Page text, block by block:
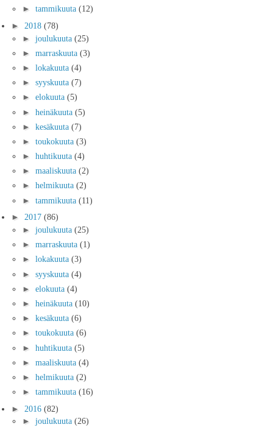
► tammikuuta (12)
► 2018 (78)
► joulukuuta (25)
► marraskuuta (3)
► lokakuuta (4)
► syyskuuta (7)
► elokuuta (5)
► heinäkuuta (5)
► kesäkuuta (7)
► toukokuuta (3)
► huhtikuuta (4)
► maaliskuuta (2)
► helmikuuta (2)
► tammikuuta (11)
► 2017 (86)
► joulukuuta (25)
► marraskuuta (1)
► lokakuuta (3)
► syyskuuta (4)
► elokuuta (4)
► heinäkuuta (10)
► kesäkuuta (6)
► toukokuuta (6)
► huhtikuuta (5)
► maaliskuuta (4)
► helmikuuta (2)
► tammikuuta (16)
► 2016 (82)
► joulukuuta (26)